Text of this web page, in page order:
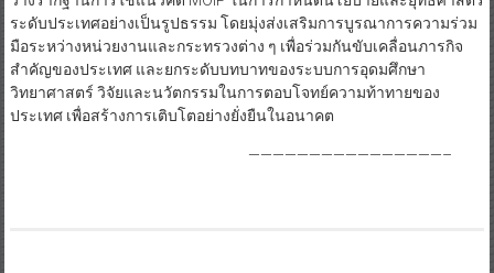
ระดับประเทศอย่างเป็นรูปธรรม โดยมุ่งส่งเสริมการบูรณาการความร่วม
มือระหว่างหน่วยงานและกระทรวงต่าง ๆ เพื่อร่วมกันขับเคลื่อนภารกิจ
สำคัญของประเทศ และยกระดับบทบาทของระบบการอุดมศึกษา
วิทยาศาสตร์ วิจัยและนวัตกรรมในการตอบโจทย์ความท้าทายของ
ประเทศ เพื่อสร้างการเติบโตอย่างยั่งยืนในอนาคต
————————————————–